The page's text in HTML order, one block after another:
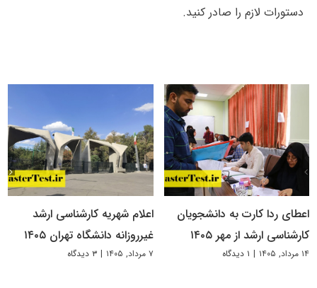
دستورات لازم را صادر کنید.
اعطای ردا کارت به دانشجویان
کارشناسی ارشد از مهر ۱۴۰۵
۱۴ مرداد, ۱۴۰۵ | ۱ دیدگاه
اعلام شهریه کارشناسی ارشد
غیرروزانه دانشگاه تهران ۱۴۰۵
۷ مرداد, ۱۴۰۵ | ۳ دیدگاه